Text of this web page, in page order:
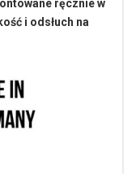
ręcznie w
i odsłuch na